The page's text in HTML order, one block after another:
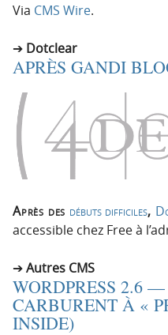
Via CMS Wire.
Dotclear
APRÈS GANDI
Après des débuts difficiles,
accessible chez Free à
Autres CMS
WORDPRESS 2.6
CARBURENT À «
INSIDE)